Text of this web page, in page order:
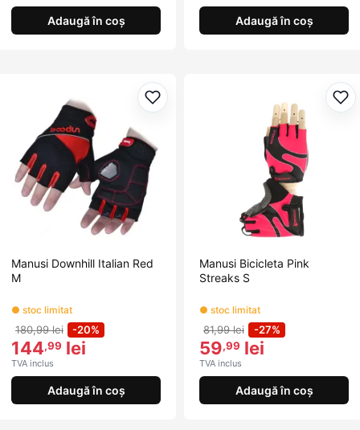
Adaugă în coș Adaugă în coș
Adaugă la favorite
Manusi Downhill Italian Red
M
● stoc limitat
180,99 lei -20%
144,99 lei
TVA inclus
Adaugă în coș
Manusi Bicicleta Pink
Streaks S
● stoc limitat
81,99 lei -27%
59,99 lei
TVA inclus
Adaugă în coș